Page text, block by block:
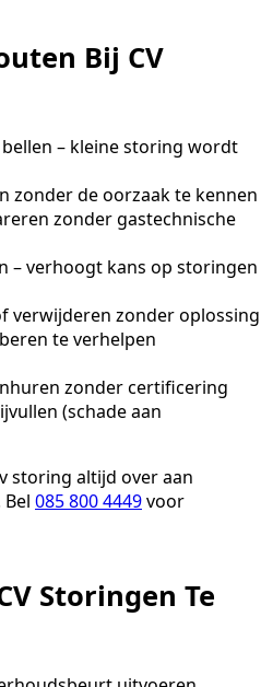
Bij CV
– kleine storing wordt
zonder de oorzaak te kennen
zonder gastechnische
– verhoogt kans op storingen
verwijderen zonder oplossing
te verhelpen
zonder certificering
(schade aan
storing altijd over aan
085 800 4449voor
Storingen Te